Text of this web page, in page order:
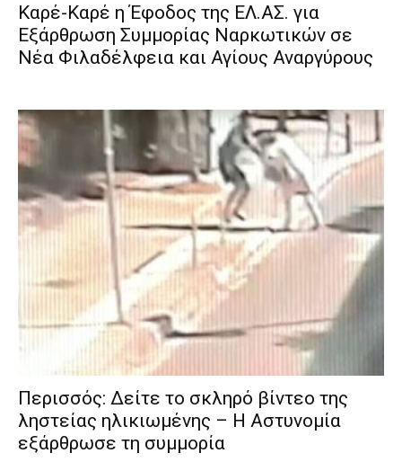
Καρέ-Καρέ η Έφοδος της ΕΛ.ΑΣ. για
Εξάρθρωση Συμμορίας Ναρκωτικών σε
Νέα Φιλαδέλφεια και Αγίους Αναργύρους
Περισσός: Δείτε το σκληρό βίντεο της
ληστείας ηλικιωμένης – Η Αστυνομία
εξάρθρωσε τη συμμορία